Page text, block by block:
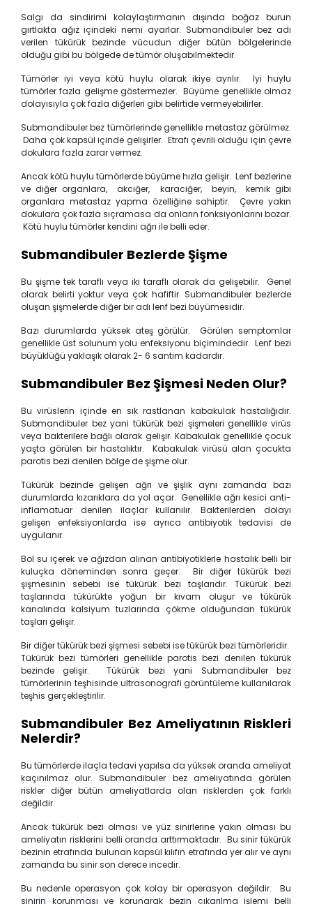
Salgı da sindirimi kolaylaştırmanın dışında boğaz burun
gırtlakta ağız içindeki nemi ayarlar. Submandibuler bez adı
verilen tükürük bezinde vücudun diğer bütün bölgelerinde
olduğu gibi bu bölgede de tümör oluşabilmektedir.
Tümörler iyi veya kötü huylu olarak ikiye ayrılır. İyi huylu
tümörler fazla gelişme göstermezler. Büyüme genellikle olmaz
dolayısıyla çok fazla diğerleri gibi belirtide vermeyebilirler.
Submandibuler bez tümörlerinde genellikle metastaz görülmez.
Daha çok kapsül içinde gelişirler. Etrafı çevrili olduğu için çevre
dokulara fazla zarar vermez.
Ancak kötü huylu tümörlerde büyüme hızla gelişir. Lenf bezlerine
ve diğer organlara, akciğer, karaciğer, beyin, kemik gibi
organlara metastaz yapma özelliğine sahiptir. Çevre yakın
dokulara çok fazla sıçramasa da onların fonksiyonlarını bozar.
Kötü huylu tümörler kendini ağrı ile belli eder.
Submandibuler Bezlerde Şişme
Bu şişme tek taraflı veya iki taraflı olarak da gelişebilir. Genel
olarak belirti yoktur veya çok hafiftir. Submandibuler bezlerde
oluşan şişmelerde diğer bir adı lenf bezi büyümesidir.
Bazı durumlarda yüksek ateş görülür. Görülen semptomlar
genellikle üst solunum yolu enfeksiyonu biçimindedir. Lenf bezi
büyüklüğü yaklaşık olarak 2- 6 santim kadardır.
Submandibuler Bez Şişmesi Neden Olur?
Bu virüslerin içinde en sık rastlanan kabakulak hastalığıdır.
Submandibuler bez yani tükürük bezi şişmeleri genellikle virüs
veya bakterilere bağlı olarak gelişir. Kabakulak genellikle çocuk
yaşta görülen bir hastalıktır. Kabakulak virüsü alan çocukta
parotis bezi denilen bölge de şişme olur.
Tükürük bezinde gelişen ağrı ve şişlik aynı zamanda bazı
durumlarda kızarıklara da yol açar. Genellikle ağrı kesici anti-
inflamatuar denilen ilaçlar kullanılır. Bakterilerden dolayı
gelişen enfeksiyonlarda ise ayrıca antibiyotik tedavisi de
uygulanır.
Bol su içerek ve ağızdan alınan antibiyotiklerle hastalık belli bir
kuluçka döneminden sonra geçer. Bir diğer tükürük bezi
şişmesinin sebebi ise tükürük bezi taşlarıdır. Tükürük bezi
taşlarında tükürükte yoğun bir kıvam oluşur ve tükürük
kanalında kalsiyum tuzlarında çökme olduğundan tükürük
taşları gelişir.
Bir diğer tükürük bezi şişmesi sebebi ise tükürük bezi tümörleridir.
Tükürük bezi tümörleri genellikle parotis bezi denilen tükürük
bezinde gelişir. Tükürük bezi yani Submandibuler bez
tümörlerinin teşhisinde ultrasonografi görüntüleme kullanılarak
teşhis gerçekleştirilir.
Submandibuler Bez Ameliyatının Riskleri
Nelerdir?
Bu tümörlerde ilaçla tedavi yapılsa da yüksek oranda ameliyat
kaçınılmaz olur. Submandibuler bez ameliyatında görülen
riskler diğer bütün ameliyatlarda olan risklerden çok farklı
değildir.
Ancak tükürük bezi olması ve yüz sinirlerine yakın olması bu
ameliyatın risklerini belli oranda arttırmaktadır. Bu sinir tükürük
bezinin etrafında bulunan kapsül kılıfın etrafında yer alır ve aynı
zamanda bu sinir son derece incedir.
Bu nedenle operasyon çok kolay bir operasyon değildir. Bu
sinirin korunması ve korunarak bezin çıkarılma işlemi belli